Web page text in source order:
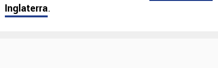
Inglaterra.